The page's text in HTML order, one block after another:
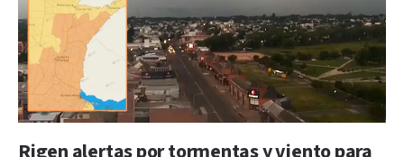
Rigen alertas por tormentas y viento para